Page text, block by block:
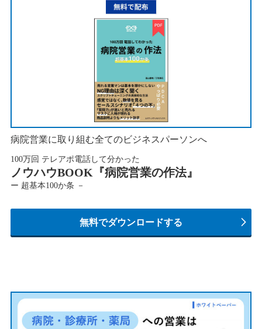
病院営業に取り組む全てのビジネスパーソンへ
100万回 テレアポ電話して分かった
ノウハウBOOK『病院営業の作法』
ー 超基本100か条 －
無料でダウンロードする